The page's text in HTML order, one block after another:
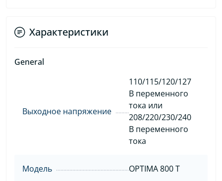
Характеристики
General
Выходное напряжение
110/115/120/127
В переменного
тока или
208/220/230/240
В переменного
тока
Модель OPTIMA 800 T